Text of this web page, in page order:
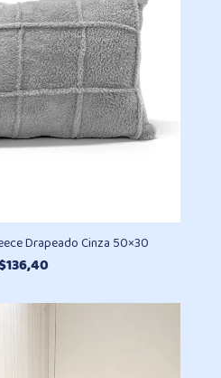
Drapeado Cinza 50×30
136,40